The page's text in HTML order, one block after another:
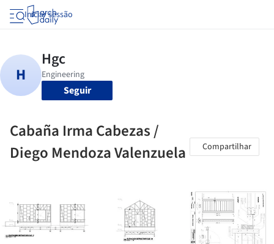
Iniciar sessão
Seguir
Cabaña Irma Cabezas /
Diego Mendoza Valenzuela
Compartilhar